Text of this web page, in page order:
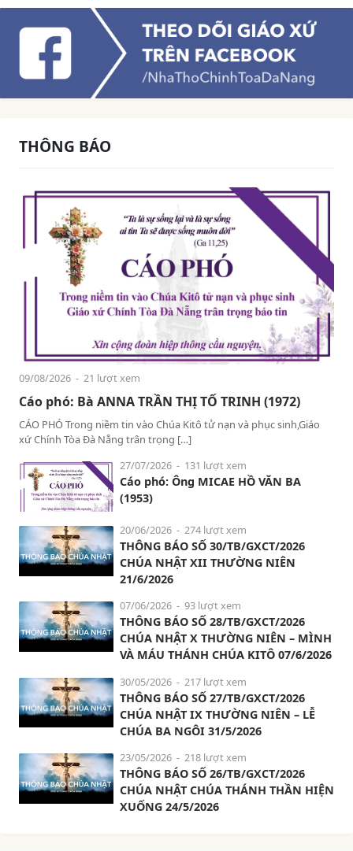
THÔNG BÁO
09/08/2026 - 21 lượt xem
Cáo phó: Bà ANNA TRẦN THỊ TỐ TRINH (1972)
CÁO PHÓ Trong niềm tin vào Chúa Kitô tử nạn và phục sinh,Giáo
xứ Chính Tòa Đà Nẵng trân trọng […]
27/07/2026 - 131 lượt xem
Cáo phó: Ông MICAE HỒ VĂN BA
(1953)
20/06/2026 - 274 lượt xem
THÔNG BÁO SỐ 30/TB/GXCT/2026
CHÚA NHẬT XII THƯỜNG NIÊN
21/6/2026
07/06/2026 - 93 lượt xem
THÔNG BÁO SỐ 28/TB/GXCT/2026
CHÚA NHẬT X THƯỜNG NIÊN – MÌNH
VÀ MÁU THÁNH CHÚA KITÔ 07/6/2026
30/05/2026 - 217 lượt xem
THÔNG BÁO SỐ 27/TB/GXCT/2026
CHÚA NHẬT IX THƯỜNG NIÊN – LỄ
CHÚA BA NGÔI 31/5/2026
23/05/2026 - 218 lượt xem
THÔNG BÁO SỐ 26/TB/GXCT/2026
CHÚA NHẬT CHÚA THÁNH THẦN HIỆN
XUỐNG 24/5/2026